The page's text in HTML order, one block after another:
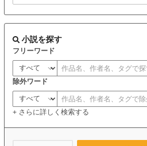
小説を探す
フリーワード
除外ワード
+ さらに詳しく検索する